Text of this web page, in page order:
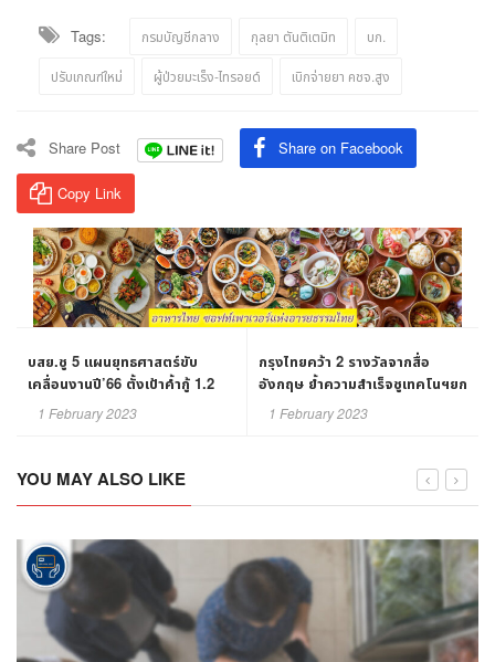
Tags: กรมบัญชีกลาง กุลยา ตันติเตมิท บก.
ปรับเกณฑ์ใหม่ ผู้ป่วยมะเร็ง-ไทรอยด์ เบิกจ่ายยา คชจ.สูง
Share Post Share on Facebook
Copy Link
บสย.ชู 5 แผนยุทธศาสตร์ขับ
เคลื่อนงานปี’66 ตั้งเป้าค้ำกู้ 1.2
แสนลบ. หนุน SMEs ฟื้นตัว
1 February 2023
กรุงไทยคว้า 2 รางวัลจากสื่อ
อังกฤษ ย้ำความสำเร็จชูเทคโนฯยก
ระดับชีวิตคนไทย
1 February 2023
YOU MAY ALSO LIKE